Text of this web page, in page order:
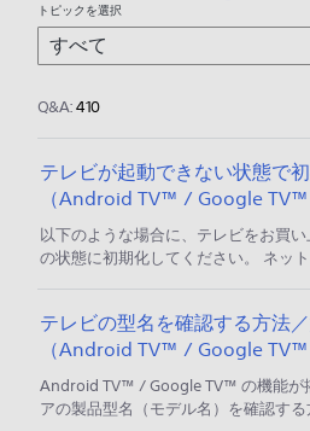
トピックを選択
Q&A:410
テレビが起動できない状態で
（Android TV™ / Google TV™
以下のような場合に、テレビをお買い
の状態に初期化してください。 ネッ
する際に、安全のため個人情報の消去
ページでは、テレビが起動しない（
ご覧いただけます。 動画：テレビが
方法
テレビの型名を確認する方法
（Android TV™ / Google TV™
Android TV™ / Google TV™ の機能が
アの製品型名（モデル名）を確認す